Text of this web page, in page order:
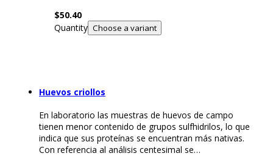
$50.40
Quantity
Huevos criollos
En laboratorio las muestras de huevos de campo
tienen menor contenido de grupos sulfhidrilos, lo que
indica que sus proteínas se encuentran más nativas.
Con referencia al análisis centesimal se…